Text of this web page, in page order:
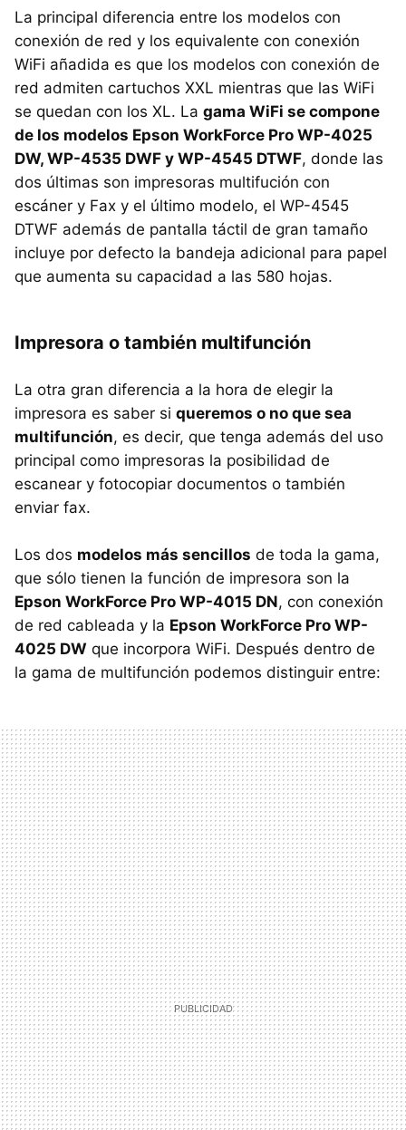
La principal diferencia entre los modelos con
conexión de red y los equivalente con conexión
WiFi añadida es que los modelos con conexión de
red admiten cartuchos XXL mientras que las WiFi
se quedan con los XL. La gama WiFi se compone
de los modelos Epson WorkForce Pro WP-4025
DW, WP-4535 DWF y WP-4545 DTWF, donde las
dos últimas son impresoras multifución con
escáner y Fax y el último modelo, el WP-4545
DTWF además de pantalla táctil de gran tamaño
incluye por defecto la bandeja adicional para papel
que aumenta su capacidad a las 580 hojas.
Impresora o también multifunción
La otra gran diferencia a la hora de elegir la
impresora es saber si queremos o no que sea
multifunción, es decir, que tenga además del uso
principal como impresoras la posibilidad de
escanear y fotocopiar documentos o también
enviar fax.
Los dos modelos más sencillos de toda la gama,
que sólo tienen la función de impresora son la
Epson WorkForce Pro WP-4015 DN, con conexión
de red cableada y la Epson WorkForce Pro WP-
4025 DW que incorpora WiFi. Después dentro de
la gama de multifunción podemos distinguir entre: